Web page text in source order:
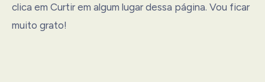
clica em Curtir em algum lugar dessa página. Vou ficar
muito grato!